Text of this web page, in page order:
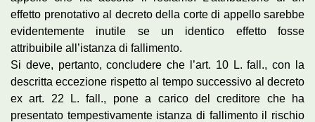
effetto prenotativo al decreto della corte di appello sarebbe
evidentemente inutile se un identico effetto fosse
attribuibile all’istanza di fallimento.
Si deve, pertanto, concludere che l’art. 10 L. fall., con la
descritta eccezione rispetto al tempo successivo al decreto
ex art. 22 L. fall., pone a carico del creditore che ha
presentato tempestivamente istanza di fallimento il rischio